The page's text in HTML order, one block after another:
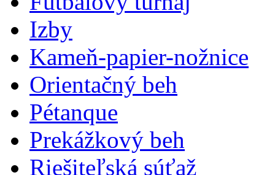
Izby
Kameň-papier-nožnice
Orientačný beh
Pétanque
Prekážkový beh
Riešiteľská súťaž